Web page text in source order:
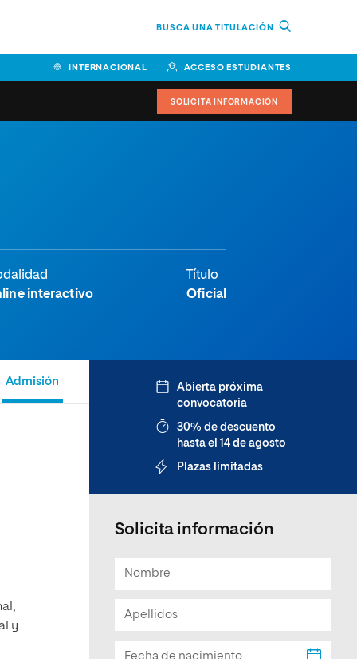
BUSCA UNA TITULACIÓN
INTERNACIONAL ACCESO ESTUDIANTES
Facultad de Economía y
Facultad de Artes y Ciencias
SOLICITA INFORMACIÓN
interactivo
Título
Oficial
Admisión
y
Abierta próxima
convocatoria
30% de descuento
hasta el 14 de agosto
Plazas limitadas
Solicita información